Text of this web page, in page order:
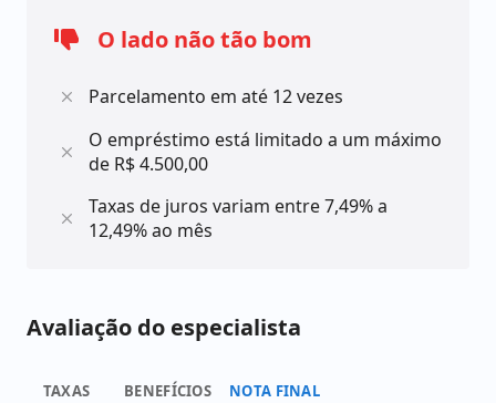
O lado não tão bom
Parcelamento em até 12 vezes
O empréstimo está limitado a um máximo
de R$ 4.500,00
Taxas de juros variam entre 7,49% a
12,49% ao mês
Avaliação do especialista
TAXAS BENEFÍCIOS NOTA FINAL